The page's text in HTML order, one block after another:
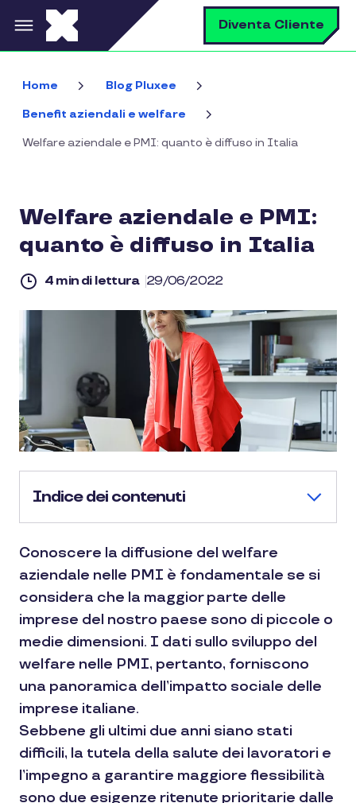
Salta al contenuto principale Diventa Cliente
Home Blog Pluxee
Benefit aziendali e welfare
Welfare aziendale e PMI: quanto è diffuso in Italia
Welfare aziendale e PMI:
quanto è diffuso in Italia
4 min di lettura 29/06/2022
Indice dei contenuti
Conoscere la diffusione del welfare
aziendale nelle PMI è fondamentale se si
considera che la maggior parte delle
imprese del nostro paese sono di piccole o
medie dimensioni. I dati sullo sviluppo del
welfare nelle PMI, pertanto, forniscono
una panoramica dell’impatto sociale delle
imprese italiane.
Sebbene gli ultimi due anni siano stati
difficili, la tutela della salute dei lavoratori e
l’impegno a garantire maggiore flessibilità
sono due esigenze ritenute prioritarie dalle